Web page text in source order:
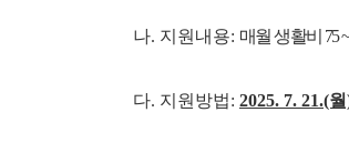
나. 지원내용: 매월 생활비 75
다. 지원방법: 2025. 7. 21.(